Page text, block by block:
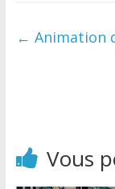
← Animation
Vous